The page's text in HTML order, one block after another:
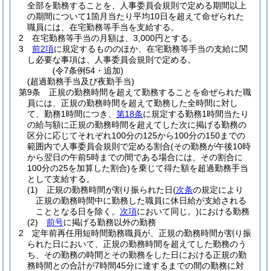
全部を勤務することを、人事委員会規則で定める期間以上
の期間について1箇月当たり平均10日を超えて命ぜられた
職員には、在宅勤務等手当を支給する。
2
在宅勤務等手当の月額は、3,000円とする。
3
前2項に規定するもののほか、在宅勤務等手当の支給に関
し必要な事項は、人事委員会規則で定める。
(令7条例54・追加)
(超過勤務手当及び夜勤手当)
第9条
正規の勤務時間を超えて勤務することを命ぜられた職
員には、正規の勤務時間を超えて勤務した全時間に対し
て、勤務1時間につき、 第18条に規定する勤務1時間当たり
の給与額に正規の勤務時間を超えてした次に掲げる勤務の
区分に応じてそれぞれ100分の125から100分の150までの
範囲内で人事委員会規則で定める割合(その勤務が午後10時
から翌日の午前5時までの間である場合には、その割合に
100分の25を加算した割合)を乗じて得た額を超過勤務手当
として支給する。
(1)
正規の勤務時間が割り振られた日(次条の規定により
正規の勤務時間中に勤務した職員に休日給が支給される
こととなる日を除く。 次項において同じ。)における勤務
(2)
前号に掲げる勤務以外の勤務
2
定年前再任用短時間勤務職員が、正規の勤務時間が割り振
られた日において、正規の勤務時間を超えてした勤務のう
ち、その勤務の時間とその勤務をした日における正規の勤
務時間との合計が7時間45分に達するまでの間の勤務に対